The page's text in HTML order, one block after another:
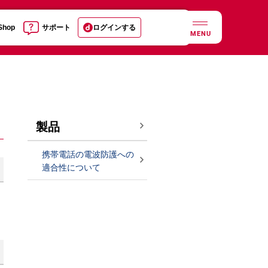
サポート ログインする
MENU
製品
携帯電話の電波防護への
適合性について